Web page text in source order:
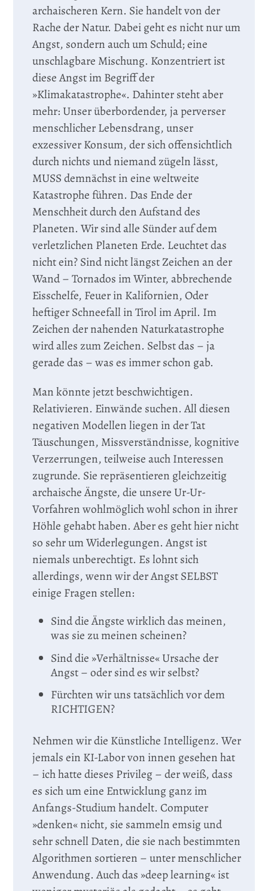
archaischeren Kern. Sie handelt von der
Rache der Natur. Dabei geht es nicht nur um
Angst, sondern auch um Schuld; eine
unschlagbare Mischung. Konzentriert ist
diese Angst im Begriff der
»Klimakatastrophe«. Dahinter steht aber
mehr: Unser überbordender, ja perverser
menschlicher Lebensdrang, unser
exzessiver Konsum, der sich offensichtlich
durch nichts und niemand zügeln lässt,
MUSS demnächst in eine weltweite
Katastrophe führen. Das Ende der
Menschheit durch den Aufstand des
Planeten. Wir sind alle Sünder auf dem
verletzlichen Planeten Erde. Leuchtet das
nicht ein? Sind nicht längst Zeichen an der
Wand – Tornados im Winter, abbrechende
Eisschelfe, Feuer in Kalifornien, Oder
heftiger Schneefall in Tirol im April. Im
Zeichen der nahenden Naturkatastrophe
wird alles zum Zeichen. Selbst das – ja
gerade das – was es immer schon gab.
Man könnte jetzt beschwichtigen.
Relativieren. Einwände suchen. All diesen
negativen Modellen liegen in der Tat
Täuschungen, Missverständnisse, kognitive
Verzerrungen, teilweise auch Interessen
zugrunde. Sie repräsentieren gleichzeitig
archaische Ängste, die unsere Ur-Ur-
Vorfahren wohlmöglich wohl schon in ihrer
Höhle gehabt haben. Aber es geht hier nicht
so sehr um Widerlegungen. Angst ist
niemals unberechtigt. Es lohnt sich
allerdings, wenn wir der Angst SELBST
einige Fragen stellen:
Sind die Ängste wirklich das meinen,
was sie zu meinen scheinen?
Sind die »Verhältnisse« Ursache der
Angst – oder sind es wir selbst?
Fürchten wir uns tatsächlich vor dem
RICHTIGEN?
Nehmen wir die Künstliche Intelligenz. Wer
jemals ein KI-Labor von innen gesehen hat
– ich hatte dieses Privileg – der weiß, dass
es sich um eine Entwicklung ganz im
Anfangs-Studium handelt. Computer
»denken« nicht, sie sammeln emsig und
sehr schnell Daten, die sie nach bestimmten
Algorithmen sortieren – unter menschlicher
Anwendung. Auch das »deep learning« ist